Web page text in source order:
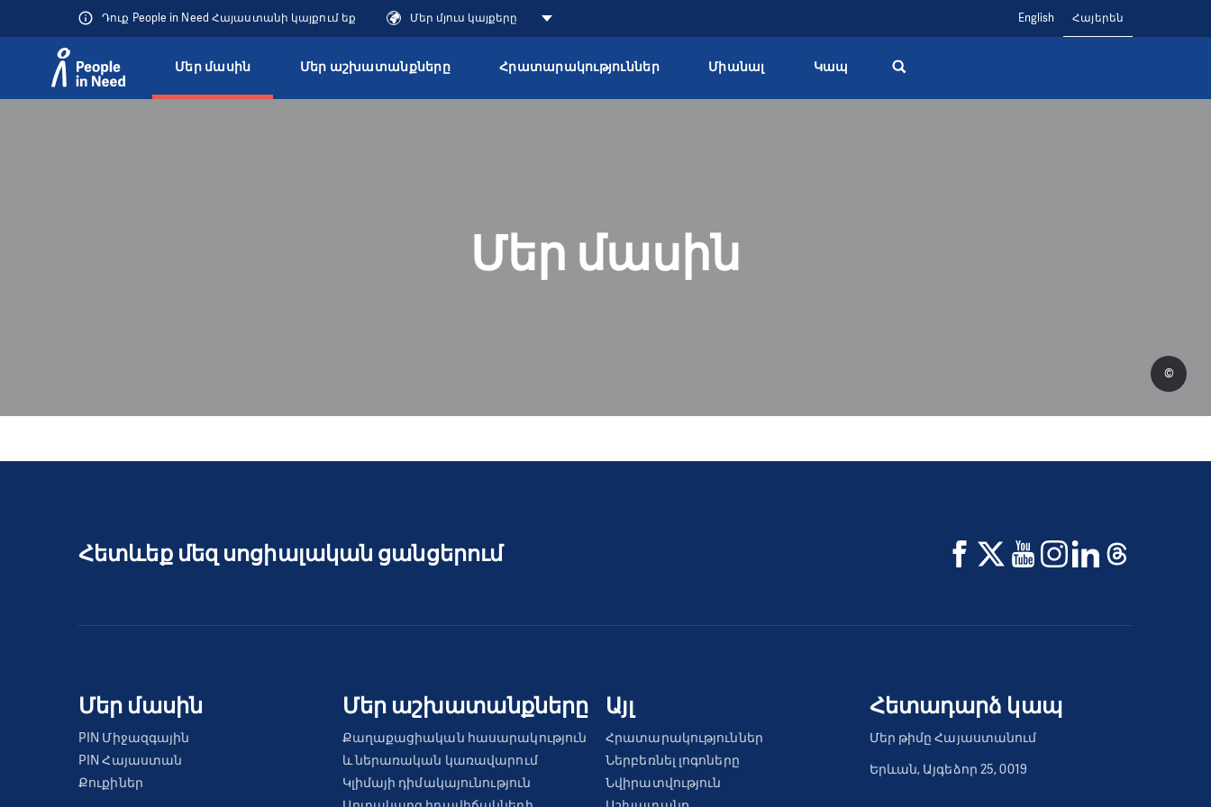
Դուք People in Need Հայաստանի կայքում եք Մեր մյուս կայքերը English Հայերեն
Մեր մասին Մեր աշխատանքները Հրատարակություններ Միանալ Կապ
Մեր մասին
©
Հետևեք մեզ սոցիալական ցանցերում
Մեր մասին
PIN Միջազգային
PIN Հայաստան
Քուքիներ
Մեր աշխատանքները
Քաղաքացիական հասարակություն
և ներառական կառավարում
Կլիմայի դիմակայունություն
Այլ
Հրատարակություններ
Ներբեռնել լոգոները
Նվիրատվություն
Հետադարձ կապ
Մեր թիմը Հայաստանում
Երևան, Այգեձոր 25, 0019